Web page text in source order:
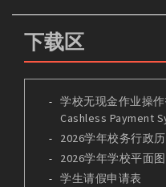
下载区
学校无现金作业操
Cashless Payment
2026学年校务行政历
2026学年学校平面图
学生请假申请表